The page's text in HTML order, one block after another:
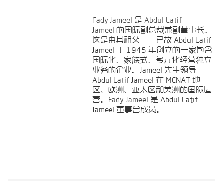
Fady Jameel 是 Abdul Latif
Jameel 的国际副总裁兼副董事长。
这是由其祖父——已故 Abdul Latif
Jameel 于 1945 年创立的一家包含
国际化、家族式、多元化经营独立
业务的企业。Jameel 先生领导
Abdul Latif Jameel 在 MENAT 地
区、欧洲、亚太区和美洲的国际运
营。 Fady Jameel 是 Abdul Latif
Jameel 董事会成员。